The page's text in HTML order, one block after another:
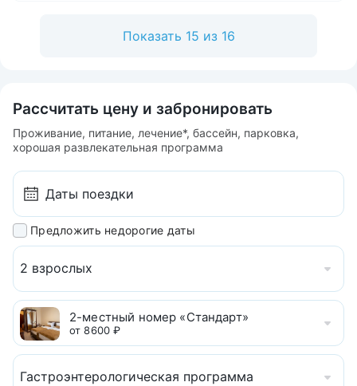
Показать 15 из 16
Рассчитать цену и забронировать
Проживание, питание, лечение*, бассейн, парковка,
хорошая развлекательная программа
Предложить недорогие даты
2 взрослых
2-м­естны­й номер «Станд­арт»
от 8600 ₽
Гастроэнтерологическая программа